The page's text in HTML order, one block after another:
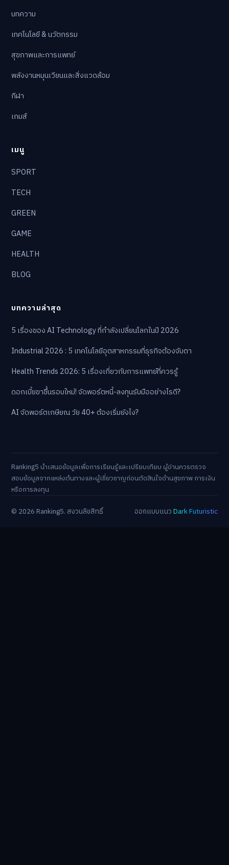
บทความ
เทคโนโลยี & นวัตกรรม
สุขภาพและการแพทย์
พลังงานหมุนเวียนและสิ่งแวดล้อม
กีฬา
เกมส์
เมนู
SPORT
TECH
GREEN
GAME
HEALTH
BLOG
บทความล่าสุด
5 เรื่องของ AI Technology ที่กำลังเปลี่ยนโลกในปี 2026
Industrial 2026 : 5 เทคโนโลยีอุตสาหกรรมที่ธุรกิจต้องจับตา
Health Trends 2026: 5 เรื่องเกี่ยวกับการแพทย์ที่ควรรู้
ดอกเบี้ยขาขึ้นรอบใหม่! จัดพอร์ตหนี้-ลงทุนรับมืออย่างไรดี?
AI จัดพอร์ตเกษียณ วัย 40+ ต้องเริ่มยังไง?
Ranking5 นำเสนอข้อมูลเพื่อการเรียนรู้และเปรียบเทียบ ผู้อ่านควรตรวจ
สอบข้อมูลจากแหล่งต้นทางและผู้เชี่ยวชาญก่อนตัดสินใจด้านสุขภาพ การเงิน
หรือการลงทุน
© 2026 Ranking5. สงวนลิขสิทธิ์
ออกแบบแนวDark Futuristic